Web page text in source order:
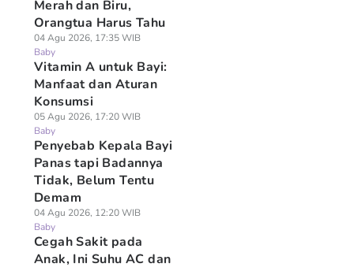
Merah dan Biru,
Orangtua Harus Tahu
04 Agu 2026, 17:35 WIB
Baby
Vitamin A untuk Bayi:
Manfaat dan Aturan
Konsumsi
05 Agu 2026, 17:20 WIB
Baby
Penyebab Kepala Bayi
Panas tapi Badannya
Tidak, Belum Tentu
Demam
04 Agu 2026, 12:20 WIB
Baby
Cegah Sakit pada
Anak, Ini Suhu AC dan